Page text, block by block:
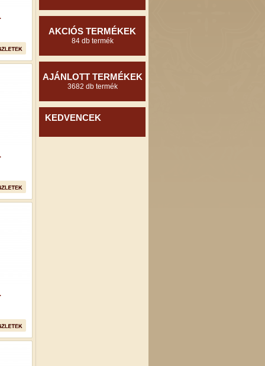
AKCIÓS TERMÉKEK
84 db termék
AJÁNLOTT TERMÉKEK
3682 db termék
KEDVENCEK